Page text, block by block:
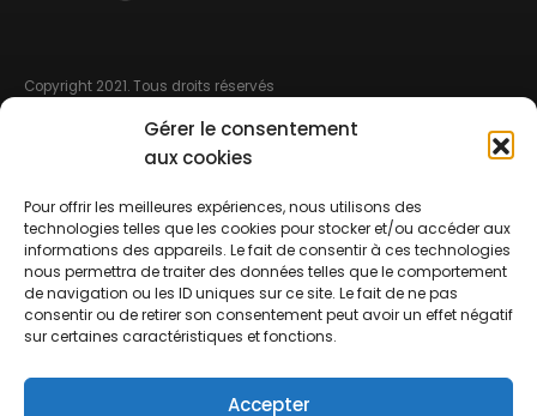
Gérer le consentement
aux cookies
Pour offrir les meilleures expériences, nous utilisons des
technologies telles que les cookies pour stocker et/ou accéder aux
informations des appareils. Le fait de consentir à ces technologies
nous permettra de traiter des données telles que le comportement
de navigation ou les ID uniques sur ce site. Le fait de ne pas
consentir ou de retirer son consentement peut avoir un effet négatif
sur certaines caractéristiques et fonctions.
Accepter
Copyright 2021. Tous droits réservés
Mentions légales
Règlement intérieur
Service Course